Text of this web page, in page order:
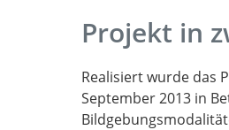
Projekt in
Realisiert wurde das
September 2013 in